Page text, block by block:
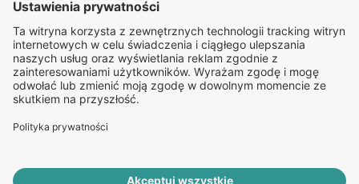
Organizator udzielania świadczeń telemedycznych jest
podmiotem leczniczym w rozumieniu ustawy z dnia 15
kwietnia 2011 roku o działalności leczniczej, wpisanym do
rejestru podmiotów wykonujących działalność leczniczą pod
numerem: 000000229172.